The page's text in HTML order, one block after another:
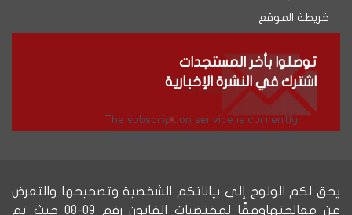
خريطة الموقع
توصلوا بأخر المستجدات
اشترك في النشرة الإخبارية
The subscription service is currently
يحق لكم الولوج إلى بياناتكم الشخصية وتصحيحها والتعرض
عن معالجتهاوفقًا لمقتضيات القانون رقم 09-08 حيث تم